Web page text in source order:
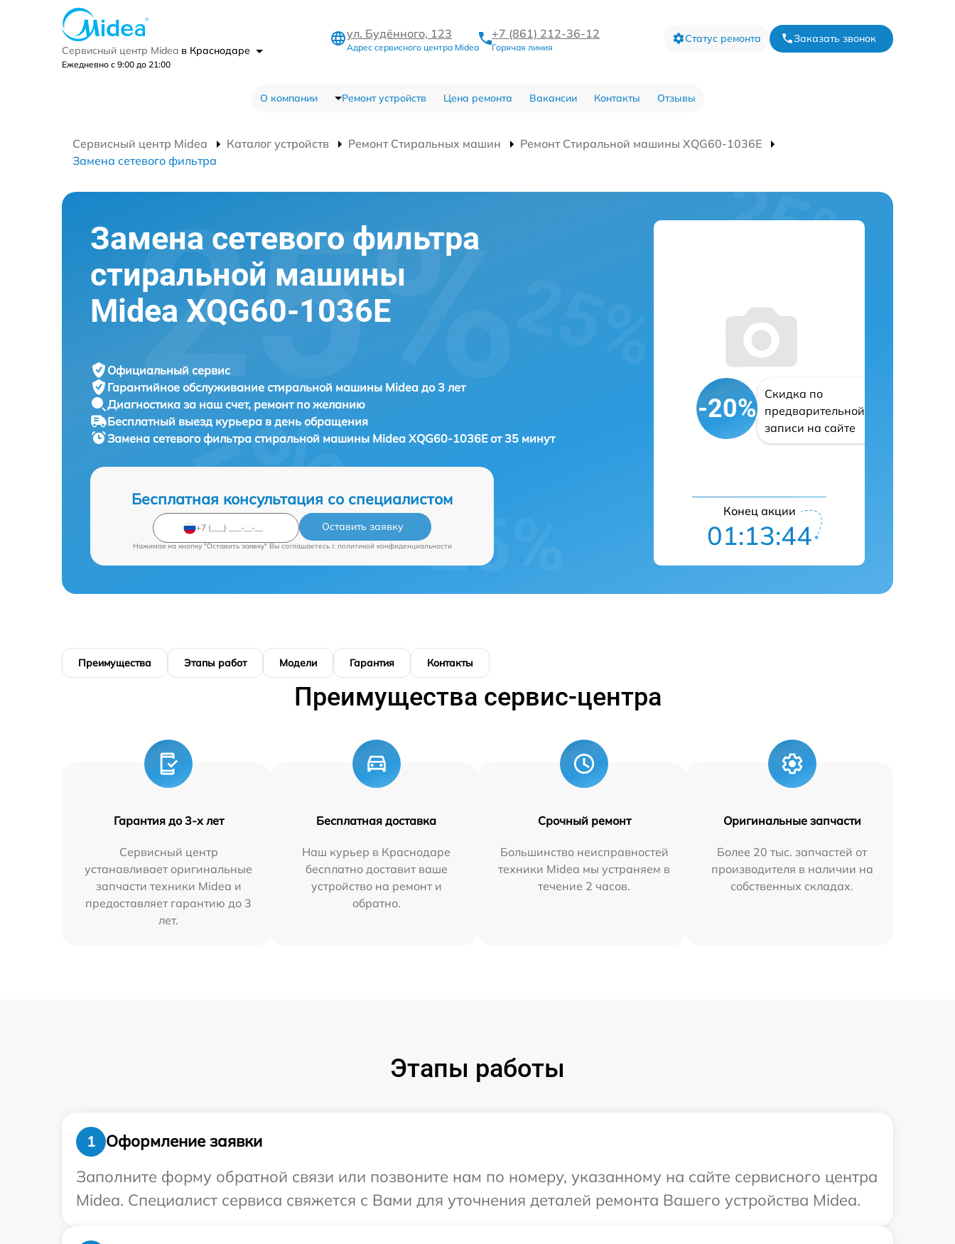
Сервисный центр Midea в Краснодаре
Ежедневно с 9:00 до 21:00
ул. Будённого, 123
Адрес сервисного центра Midea
+7 (861) 212-36-12
Горячая линия
Статус ремонта Заказать звонок
О компании Ремонт устройств Цена ремонта Вакансии Контакты Отзывы
Сервисный центр Midea Каталог устройств Ремонт Стиральных машин
Ремонт Стиральной машины XQG60-1036E
Замена сетевого фильтра
Замена сетевого фильтра
стиральной машины
Midea XQG60-1036E
Официальный сервис
Гарантийное обслуживание стиральной машины Midea до 3 лет
Диагностика за наш счет, ремонт по желанию
Бесплатный выезд курьера в день обращения
Замена сетевого фильтра стиральной машины Midea XQG60-1036E от 35 минут
Бесплатная консультация со специалистом
Оставить заявку
Нажимая на кнопку "Оставить заявку" Вы соглашаетесь c политикой конфиденциальности
-20%
Скидка по
предварительной
записи на сайте
Конец акции
01:13:43
Преимущества Этапы работ Модели Гарантия Контакты
Преимущества сервис-центра
Гарантия до 3-х лет
Сервисный центр
устанавливает оригинальные
запчасти техники Midea и
предоставляет гарантию до 3
лет.
Бесплатная доставка
Наш курьер в Краснодаре
бесплатно доставит ваше
устройство на ремонт и
обратно.
Срочный ремонт
Большинство неисправностей
техники Midea мы устраняем в
течение 2 часов.
Оригинальные запчасти
Более 20 тыс. запчастей от
производителя в наличии на
собственных складах.
Этапы работы
1
Оформление заявки
Заполните форму обратной связи или позвоните нам по номеру, указанному на сайте сервисного центра
Midea. Специалист сервиса свяжется с Вами для уточнения деталей ремонта Вашего устройства Midea.